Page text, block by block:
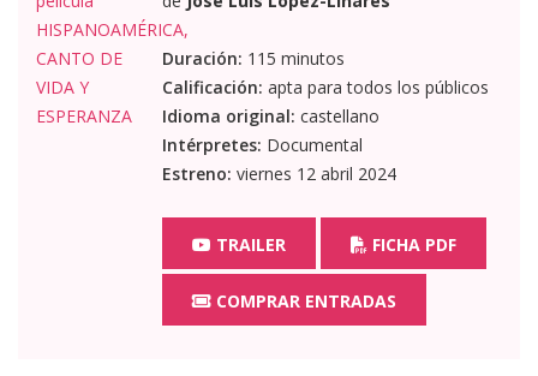
Duración: 115 minutos
Calificación: apta para todos los públicos
Idioma original: castellano
Intérpretes: Documental
Estreno: viernes 12 abril 2024
TRAILER FICHA PDF
COMPRAR ENTRADAS